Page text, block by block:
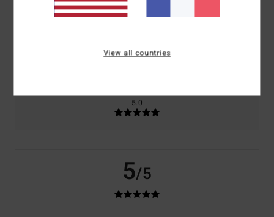
Trop grand
5.0
5/5
View all countries